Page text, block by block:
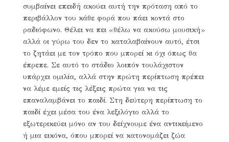
συμβαίνει επειδή ακούει αυτή την πρόταση από το
περιβάλλον του κάθε φορά που πάει κοντά στο
ραδιόφωνο. Θέλει να πει «θέλω να ακούσω μουσική»
αλλά οι γύρω του δεν το καταλαβαίνουν αυτό, έτσι
το ζητάει με τον τρόπο που μπορεί κι όχι όπως θα
έπρεπε. Σε αυτό το στάδιο λοιπόν τουλάχιστον
υπάρχει ομιλία, αλλά στην πρώτη περίπτωση πρέπει
να λέμε εμείς τις λέξεις πρώτα για να τις
επαναλαμβάνει το παιδί. Στη δεύτερη περίπτωση το
παιδί έχει μέσα του ένα λεξιλόγιο αλλά το
εξωτερικεύει μόνο αν του δείχνουμε ένα αντικείμενο
ή μια εικόνα, όπου μπορεί να κατονομάζει ζώα